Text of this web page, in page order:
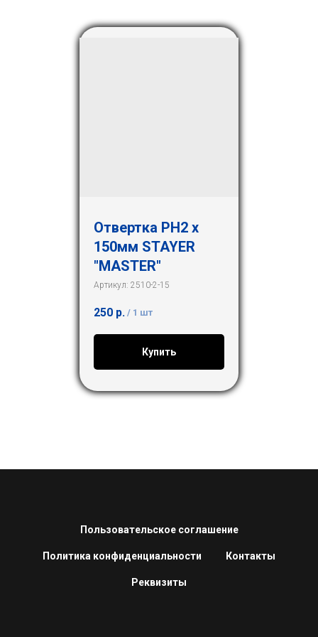
Отвертка РН2 х
150мм STAYER
"MASTER"
Артикул: 2510-2-15
250 р. / 1 шт
Купить
Пользовательское соглашение
Политика конфиденциальности Контакты
Реквизиты